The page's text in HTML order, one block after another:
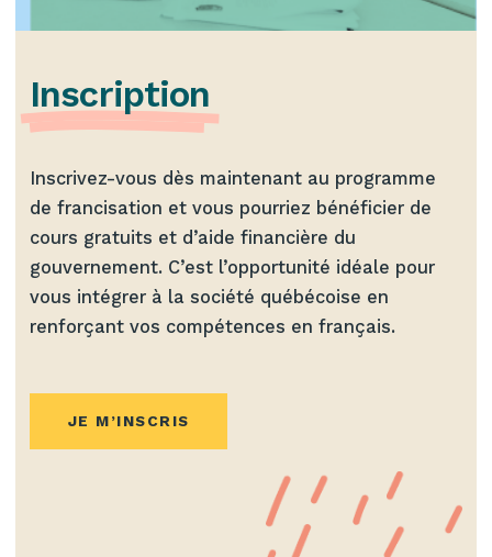
Inscription
Inscrivez-vous dès maintenant au programme
de francisation et vous pourriez bénéficier de
cours gratuits et d’aide financière du
gouvernement. C’est l’opportunité idéale pour
vous intégrer à la société québécoise en
renforçant vos compétences en français.
JE M’INSCRIS